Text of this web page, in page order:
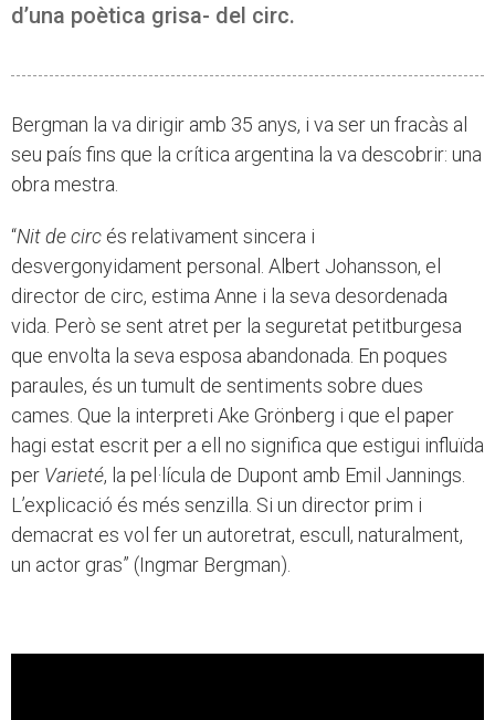
d’una poètica grisa- del circ.
Bergman la va dirigir amb 35 anys, i va ser un fracàs al
seu país fins que la crítica argentina la va descobrir: una
obra mestra.
“Nit de circ és relativament sincera i
desvergonyidament personal. Albert Johansson, el
director de circ, estima Anne i la seva desordenada
vida. Però se sent atret per la seguretat petitburgesa
que envolta la seva esposa abandonada. En poques
paraules, és un tumult de sentiments sobre dues
cames. Que la interpreti Ake Grönberg i que el paper
hagi estat escrit per a ell no significa que estigui influïda
per Varieté, la pel·lícula de Dupont amb Emil Jannings.
L’explicació és més senzilla. Si un director prim i
demacrat es vol fer un autoretrat, escull, naturalment,
un actor gras” (Ingmar Bergman).